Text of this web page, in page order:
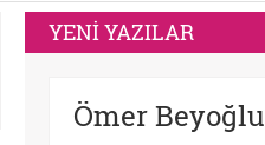
YENİ YAZILAR
Ömer Beyoğlu